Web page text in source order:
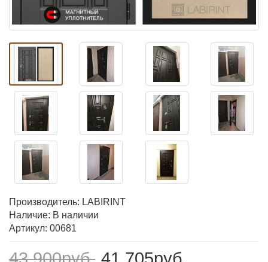
Производитель: LABIRINT
Наличие: В наличии
Артикул: 00681